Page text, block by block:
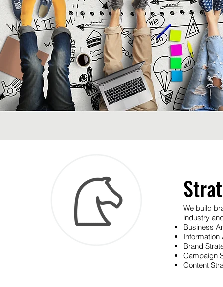
We build
industry
Business
Information
Brand
Campaign
Content